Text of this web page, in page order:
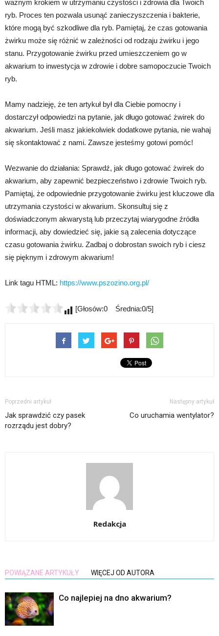
ważnym krokiem w utrzymaniu czystości i zdrowia dla Twoich
ryb. Proces ten pozwala usunąć zanieczyszczenia i bakterie,
które mogą być szkodliwe dla ryb. Pamiętaj, że czas gotowania
żwirku może się różnić w zależności od rodzaju żwirku i jego
stanu. Przygotowanie żwirku przed umieszczeniem go w
akwarium to inwestycja w zdrowie i dobre samopoczucie Twoich
ryb.
Mamy nadzieję, że ten artykuł był dla Ciebie pomocny i
dostarczył odpowiedzi na pytanie, jak długo gotować żwirek do
akwarium. Jeśli masz jakiekolwiek dodatkowe pytania, nie wahaj
się skontaktować z nami. Zawsze jesteśmy gotowi pomóc!
Wezwanie do działania: Sprawdź, jak długo gotować żwirek do
akwarium, aby zapewnić bezpieczeństwo i zdrowie Twoich ryb.
Pamiętaj, że odpowiednie przygotowanie żwirku jest kluczowe dla
utrzymania czystości w akwarium. Skonsultuj się z
doświadczonym akwarystą lub przeczytaj wiarygodne źródła
informacji, aby dowiedzieć się, jakie są zalecenia dotyczące
czasu gotowania żwirku. Zadbaj o dobrostan swoich ryb i ciesz
się pięknym i zdrowym akwarium!
Link tagu HTML: https://www.pszozino.org.pl/
[Głosów:0 Średnia:0/5]
Poprzedni artykuł
Jak sprawdzić czy pasek
rozrządu jest dobry?
Następny artykuł
Co uruchamia wentylator?
Redakcja
POWIĄZANE ARTYKUŁY WIĘCEJ OD AUTORA
Co najlepiej na dno akwarium?